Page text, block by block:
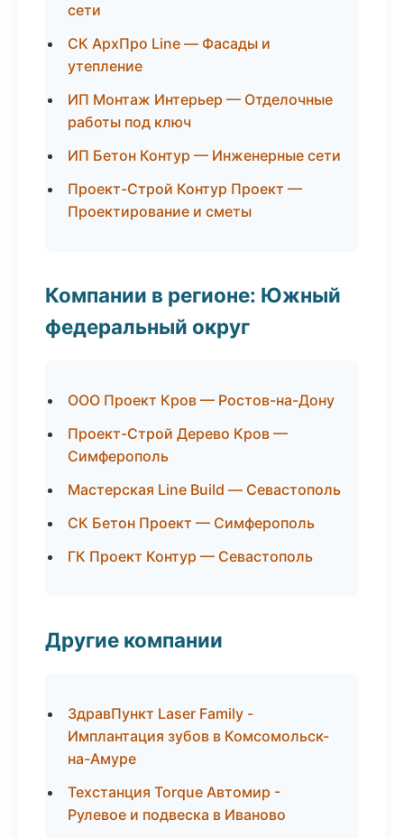
сети
СК АрхПро Line — Фасады и
утепление
ИП Монтаж Интерьер — Отделочные
работы под ключ
ИП Бетон Контур — Инженерные сети
Проект-Строй Контур Проект —
Проектирование и сметы
Компании в регионе: Южный
федеральный округ
ООО Проект Кров — Ростов-на-Дону
Проект-Строй Дерево Кров —
Симферополь
Мастерская Line Build — Севастополь
СК Бетон Проект — Симферополь
ГК Проект Контур — Севастополь
Другие компании
ЗдравПункт Laser Family -
Имплантация зубов в Комсомольск-
на-Амуре
Техстанция Torque Автомир -
Рулевое и подвеска в Иваново